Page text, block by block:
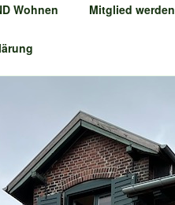
Wohnen Mitglied werden